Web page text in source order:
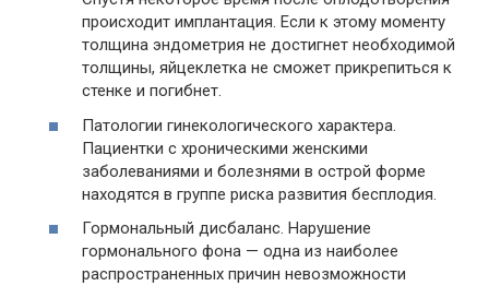
происходит имплантация. Если к этому моменту
толщина эндометрия не достигнет необходимой
толщины, яйцеклетка не сможет прикрепиться к
стенке и погибнет.
Патологии гинекологического характера.
Пациентки с хроническими женскими
заболеваниями и болезнями в острой форме
находятся в группе риска развития бесплодия.
Гормональный дисбаланс. Нарушение
гормонального фона — одна из наиболее
распространенных причин невозможности